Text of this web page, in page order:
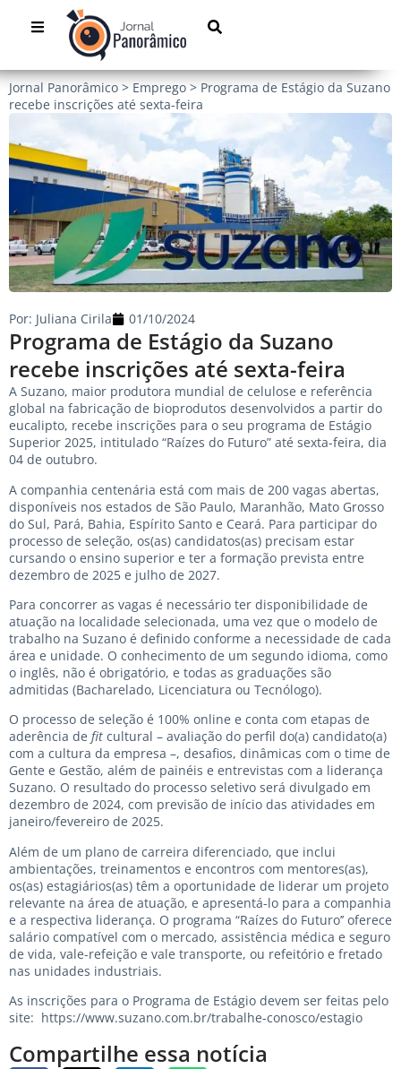
Jornal Panorâmico > Emprego > Programa de Estágio da Suzano
recebe inscrições até sexta-feira
Programa de Estágio da Suzano
recebe inscrições até sexta-feira
Por: Juliana Cirila 01/10/2024
A Suzano, maior produtora mundial de celulose e referência
global na fabricação de bioprodutos desenvolvidos a partir do
eucalipto, recebe inscrições para o seu programa de Estágio
Superior 2025, intitulado “Raízes do Futuro” até sexta-feira, dia
04 de outubro.
A companhia centenária está com mais de 200 vagas abertas,
disponíveis nos estados de São Paulo, Maranhão, Mato Grosso
do Sul, Pará, Bahia, Espírito Santo e Ceará. Para participar do
processo de seleção, os(as) candidatos(as) precisam estar
cursando o ensino superior e ter a formação prevista entre
dezembro de 2025 e julho de 2027.
Para concorrer as vagas é necessário ter disponibilidade de
atuação na localidade selecionada, uma vez que o modelo de
trabalho na Suzano é definido conforme a necessidade de cada
área e unidade. O conhecimento de um segundo idioma, como
o inglês, não é obrigatório, e todas as graduações são
admitidas (Bacharelado, Licenciatura ou Tecnólogo).
O processo de seleção é 100% online e conta com etapas de
aderência de fit cultural – avaliação do perfil do(a) candidato(a)
com a cultura da empresa –, desafios, dinâmicas com o time de
Gente e Gestão, além de painéis e entrevistas com a liderança
Suzano. O resultado do processo seletivo será divulgado em
dezembro de 2024, com previsão de início das atividades em
janeiro/fevereiro de 2025.
Além de um plano de carreira diferenciado, que inclui
ambientações, treinamentos e encontros com mentores(as),
os(as) estagiários(as) têm a oportunidade de liderar um projeto
relevante na área de atuação, e apresentá-lo para a companhia
e a respectiva liderança. O programa “Raízes do Futuro’’ oferece
salário compatível com o mercado, assistência médica e seguro
de vida, vale-refeição e vale transporte, ou refeitório e fretado
nas unidades industriais.
As inscrições para o Programa de Estágio devem ser feitas pelo
site: https://www.suzano.com.br/trabalhe-conosco/estagio
Compartilhe essa notícia